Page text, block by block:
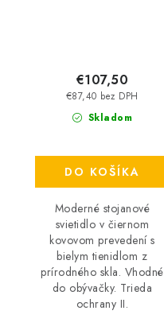
Skladom
€87,40 bez DPH
€107,50
DO KOŠÍKA
Moderné stojanové
svietidlo v čiernom
kovovom prevedení s
bielym tienidlom z
prírodného skla. Vhodné
do obývačky. Trieda
ochrany II.